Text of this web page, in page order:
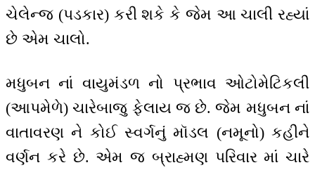
ચેલેન્જ (પડકાર) કરી શકે કે જેમ આ ચાલી રહ્યાં
છે એમ ચાલો.
મધુબન નાં વાયુમંડળ નો પ્રભાવ ઓટોમેટિકલી
(આપમેળે) ચારેબાજુ ફેલાય જ છે. જેમ મધુબન નાં
વાતાવરણ ને કોઈ સ્વર્ગનું મૉડલ (નમૂનો) કહીને
વર્ણન કરે છે. એમ જ બ્રાહ્મણ પરિવાર માં ચારે